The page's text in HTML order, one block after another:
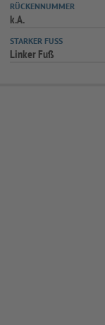
RÜCKENNUMMER
k.A.
STARKER FUSS
Linker Fuß